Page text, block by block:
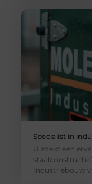
Specialist in
U zoekt een
Industriebouw